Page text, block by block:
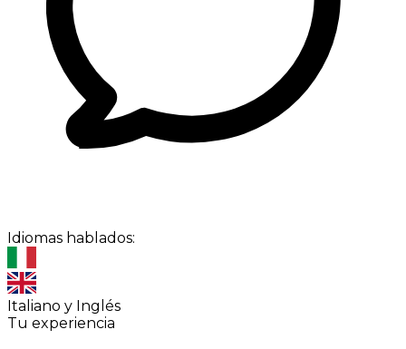
Idiomas hablados:
Italiano y Inglés
Tu experiencia